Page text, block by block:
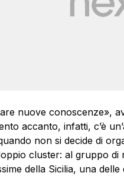
nuove conoscenze»,
accanto, infatti, c’è
non si decide di
cluster: al gruppo di
della Sicilia, una